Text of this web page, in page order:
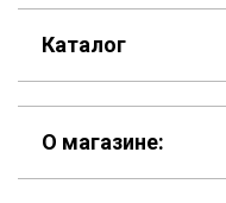
F.A.Q
Контакты
Шоурум
Материалы
Каталог
Скидки
Кошельки
О магазине: